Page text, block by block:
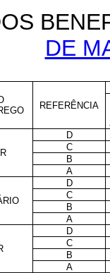
DE
REFERÊNCIA
D
C
B
A
D
C
B
A
D
C
B
A